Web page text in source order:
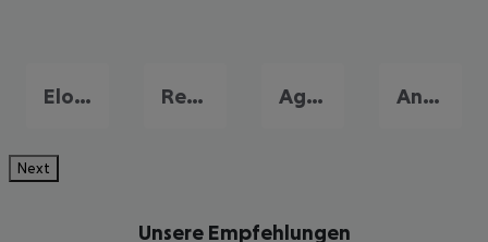
Elounda Rethymnon Agia Galini Analypsi
Next
Unsere Empfehlungen